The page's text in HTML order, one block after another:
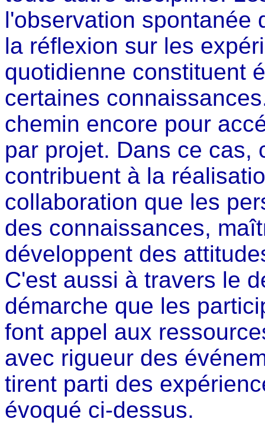
l'observation spontanée
la réflexion sur les
quotidienne constituent
certaines
chemin encore pour
par projet. Dans ce cas,
contribuent à la
collaboration que les
des connaissances,
développent des
C'est aussi à travers le
démarche que les
font appel aux
avec rigueur des
tirent parti des
évoqué ci-dessus.